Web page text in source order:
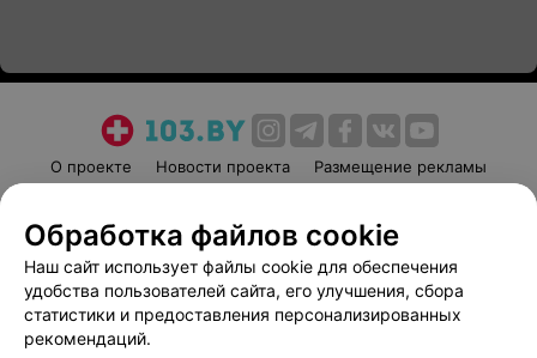
О проекте Новости проекта
Размещение рекламы
Пользовательское соглашение
Способы оплаты
Вакансии
Партнеры
Написать руководителю 103.by
Обработка файлов cookie
Наш сайт использует файлы cookie для обеспечения
удобства пользователей сайта, его улучшения, сбора
статистики и предоставления персонализированных
рекомендаций.